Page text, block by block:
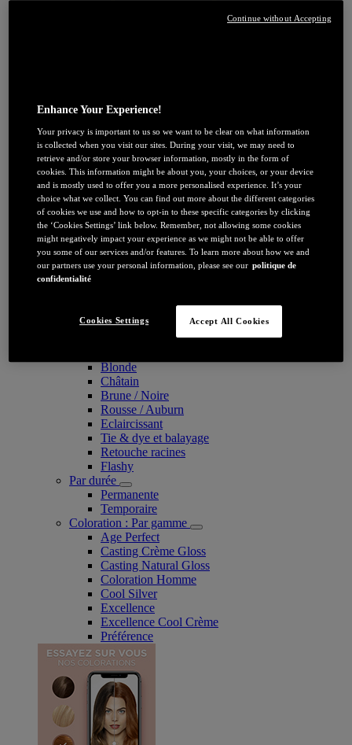
Quels actifs pour mon type de peau ?
Tout savoir sur la Niacinamide​
Peau en manque d’hydratation
Peau en manque de fermeté
Poches et cernes
Coloration
Blonde
Châtain
Brune / Noire
Rousse / Auburn
Eclaircissant
Tie & dye et balayage
Retouche racines
Flashy
Par durée
Permanente
Temporaire
Coloration : Par gamme
Age Perfect
Casting Crème Gloss
Casting Natural Gloss
Coloration Homme
Cool Silver
Excellence
Excellence Cool Crème
Préférence
Enhance Your Experience!
Your privacy is important to us so we want to be clear on what information
is collected when you visit our sites. During your visit, we may need to
retrieve and/or store your browser information, mostly in the form of
cookies. This information might be about you, your choices, or your device
and is mostly used to offer you a more personalised experience. It’s your
choice what we collect. You can find out more about the different categories
of cookies we use and how to opt-in to these specific categories by clicking
the ‘Cookies Settings’ link below. Remember, not allowing some cookies
might negatively impact your experience as we might not be able to offer
you some of our services and/or features. To learn more about how we and
our partners use your personal information, please see our politique de
confidentialité
Cookies Settings Accept All Cookies
Continue without Accepting